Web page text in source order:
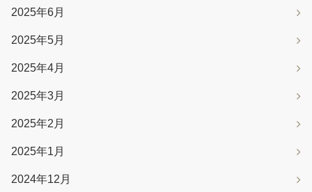
2025年6月
2025年5月
2025年4月
2025年3月
2025年2月
2025年1月
2024年12月